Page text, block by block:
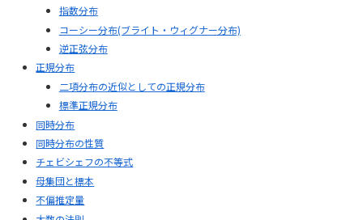
指数分布
コーシー分布(ブライト・ウィグナー分布)
逆正弦分布
正規分布
二項分布の近似としての正規分布
標準正規分布
同時分布
同時分布の性質
チェビシェフの不等式
母集団と標本
不偏推定量